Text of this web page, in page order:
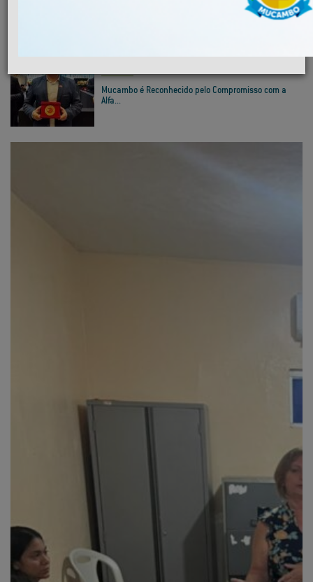
Mucambo é Reconhecido pelo Compromisso com a
Alfa...